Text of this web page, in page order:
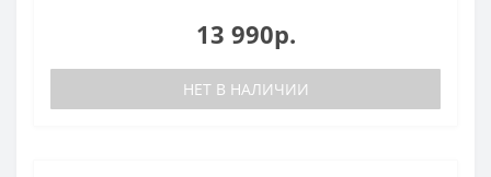
13 990р.
НЕТ В НАЛИЧИИ